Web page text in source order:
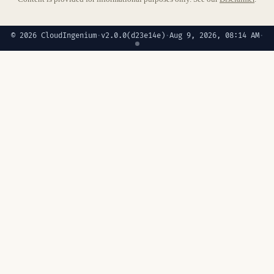
© 2026 CloudIngenium· v2.0.0(d23e14e) ·Aug 9, 2026, 08:14 AM·